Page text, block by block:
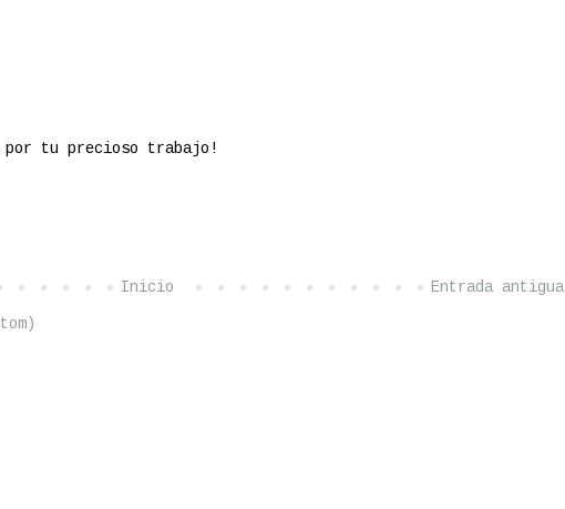
por tu precioso trabajo!
Entrada antigua
Inicio